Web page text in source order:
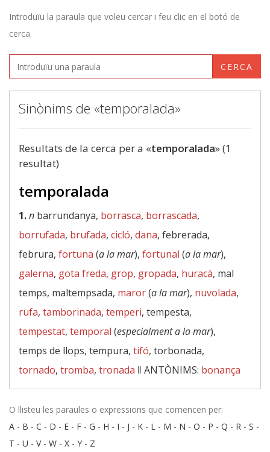
Introduïu la paraula que voleu cercar i feu clic en el botó de
cerca.
CERCA
Sinònims de «temporalada»
Resultats de la cerca per a «temporalada» (1
resultat)
temporalada
1.n barrundanya, borrasca, borrascada,
borrufada, brufada, cicló, dana, febrerada,
februra, fortuna (a la mar), fortunal (a la mar),
galerna, gota freda, grop, gropada, huracà, mal
temps, maltempsada, maror(a la mar), nuvolada,
rufa, tamborinada, temperi, tempesta,
tempestat, temporal (especialment a la mar),
temps de llops, tempura, tifó, torbonada,
tornado, tromba, tronada ‖ ANTÒNIMS: bonança
O llisteu les paraules o expressions que comencen per:
A - B - C - D - E - F - G - H - I - J - K - L - M - N - O - P - Q - R - S -
T - U - V- W - X - Y - Z